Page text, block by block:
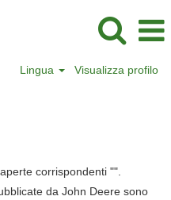
Lingua Visualizza profilo
corrispondenti "".
da John Deere sono